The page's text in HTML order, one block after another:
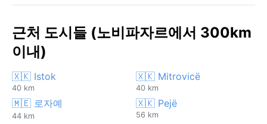
근처 도시들 (노비파자르에서 300km
이내)
🇽🇰 Istok
40 km
🇽🇰 Mitrovicë
40 km
🇲🇪 로자예
44 km
🇽🇰 Pejë
56 km